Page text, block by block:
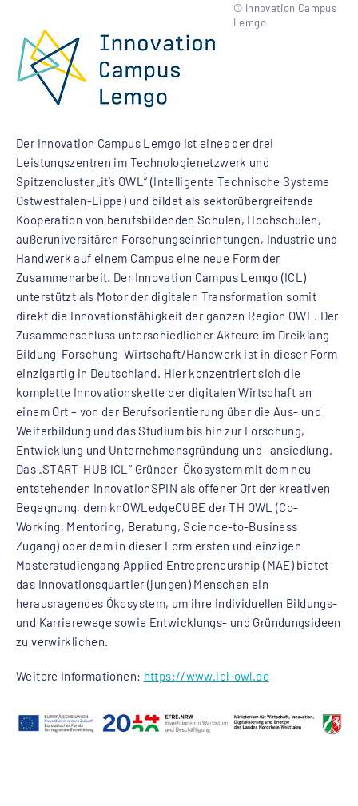
© Innovation Campus
Lemgo
Der Innovation Campus Lemgo ist eines der drei
Leistungszentren im Technologienetzwerk und
Spitzencluster „it’s OWL“ (Intelligente Technische Systeme
Ostwestfalen-Lippe) und bildet als sektorübergreifende
Kooperation von berufsbildenden Schulen, Hochschulen,
außeruniversitären Forschungseinrichtungen, Industrie und
Handwerk auf einem Campus eine neue Form der
Zusammenarbeit. Der Innovation Campus Lemgo (ICL)
unterstützt als Motor der digitalen Transformation somit
direkt die Innovationsfähigkeit der ganzen Region OWL. Der
Zusammenschluss unterschiedlicher Akteure im Dreiklang
Bildung-Forschung-Wirtschaft/Handwerk ist in dieser Form
einzigartig in Deutschland. Hier konzentriert sich die
komplette Innovationskette der digitalen Wirtschaft an
einem Ort – von der Berufsorientierung über die Aus- und
Weiterbildung und das Studium bis hin zur Forschung,
Entwicklung und Unternehmensgründung und -ansiedlung.
Das „START-HUB ICL“ Gründer-Ökosystem mit dem neu
entstehenden InnovationSPIN als offener Ort der kreativen
Begegnung, dem knOWLedgeCUBE der TH OWL (Co-
Working, Mentoring, Beratung, Science-to-Business
Zugang) oder dem in dieser Form ersten und einzigen
Masterstudiengang Applied Entrepreneurship (MAE) bietet
das Innovationsquartier (jungen) Menschen ein
herausragendes Ökosystem, um ihre individuellen Bildungs-
und Karrierewege sowie Entwicklungs- und Gründungsideen
zu verwirklichen.
Weitere Informationen: https://www.icl-owl.de